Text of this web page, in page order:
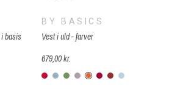
basis
BY BASICS
Vest i uld - farver
679,00 kr.
B-39-chili-red
B-776-zinc
B-92-grasshopper
B-89-lavendel
B-385-soft-
B-495-
B-166-
B-52-